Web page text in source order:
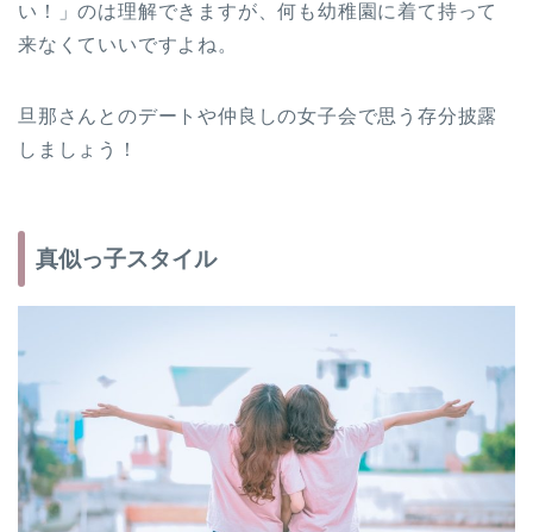
い！」のは理解できますが、何も幼稚園に着て持って
来なくていいですよね。
旦那さんとのデートや仲良しの女子会で思う存分披露
しましょう！
真似っ子スタイル